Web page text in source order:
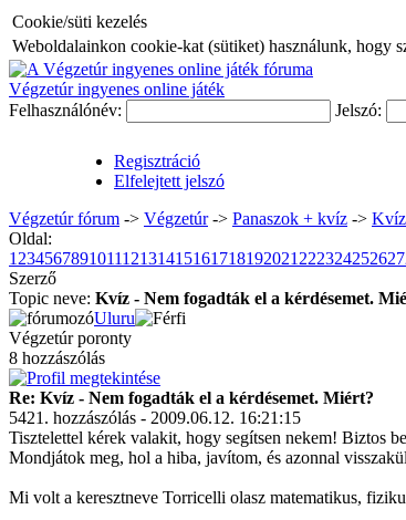
Cookie/süti kezelés
Weboldalainkon cookie-kat (sütiket) használunk, hogy
Végzetúr ingyenes online játék
Felhasználónév:
Jelszó:
Regisztráció
Elfelejtett jelszó
Végzetúr fórum -> Végzetúr-> Panaszok + kvíz -> Kvíz
Oldal:
1 23456789101112131415161718192021 222324252627
Szerző
Topic neve: Kvíz - Nem fogadták el a kérdésemet.
Uluru
Végzetúr poronty
8 hozzászólás
Re: Kvíz - Nem fogadták el a kérdésemet. Miért?
5421. hozzászólás - 2009.06.12. 16:21:15
Tisztelettel kérek valakit, hogy segítsen nekem! Biztos
Mondjátok meg, hol a hiba, javítom, és azonnal
Mi volt a keresztneve Torricelli olasz matematikus,